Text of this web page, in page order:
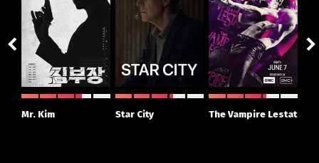
Mr. Kim Star City The Vampire Lestat